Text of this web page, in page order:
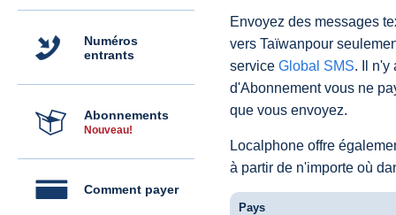
Numéros
entrants
Abonnements
Nouveau!
Comment payer
Envoyez des messages
vers Taïwanpour
service Global SMS. Il n'y
d'Abonnement vous ne
que vous envoyez.
Localphone offre
à partir de n'importe où
Pays